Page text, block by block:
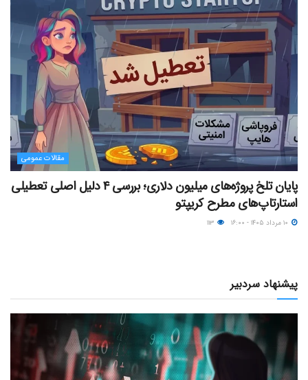
مقالات عمومی
پایان تلخ پروژه‌های میلیون دلاری؛ بررسی ۴ دلیل اصلی تعطیلی
استارتاپ‌های مطرح کریپتو
پیشنهاد سردبیر